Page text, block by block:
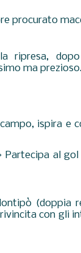
procurato
ripresa,
ma prezioso.
ispira e
Partecipa al
(doppia
con gli